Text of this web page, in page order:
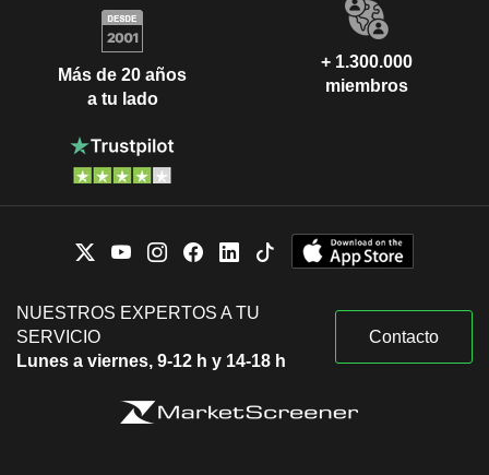
Más de 20 años
a tu lado
+ 1.300.000
miembros
NUESTROS EXPERTOS A TU
SERVICIO
Lunes a viernes, 9-12 h y 14-18 h
Contacto